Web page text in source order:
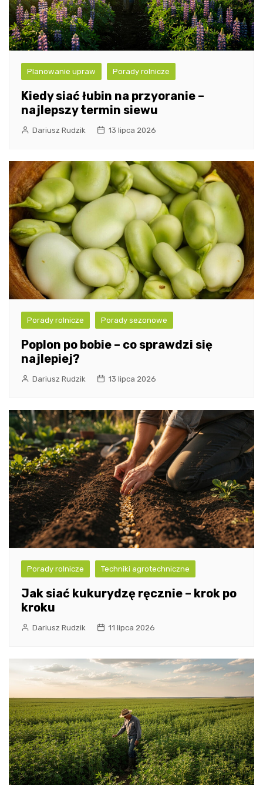
Planowanie upraw Porady rolnicze
Kiedy siać łubin na przyoranie –
najlepszy termin siewu
Dariusz Rudzik 13 lipca 2026
Porady rolnicze Porady sezonowe
Poplon po bobie – co sprawdzi się
najlepiej?
Dariusz Rudzik 13 lipca 2026
Porady rolnicze Techniki agrotechniczne
Jak siać kukurydzę ręcznie – krok po
kroku
Dariusz Rudzik 11 lipca 2026